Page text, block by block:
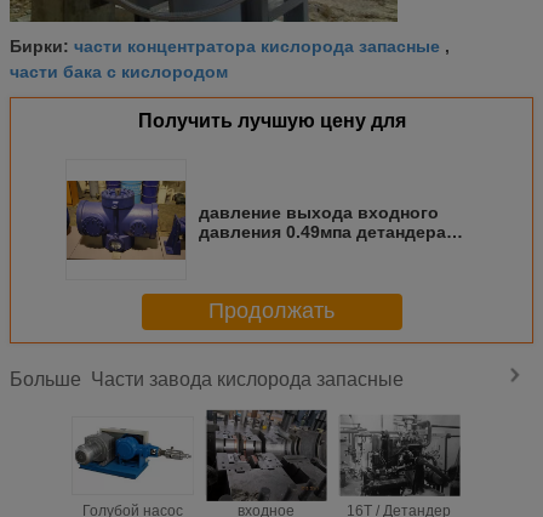
Бирки: части концентратора кислорода запасные ,
части бака с кислородом
Получить лучшую цену для
давление выхода входного
давления 0.49мпа детандера
Продолжать
Больше Части завода кислорода запасные
Голубой насос входное 16T / Детандер